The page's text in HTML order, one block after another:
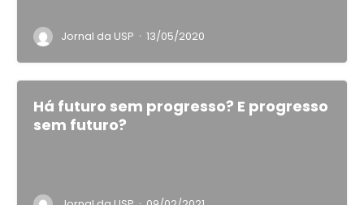
Jornal da USP · 13/05/2020
Há futuro sem progresso? E progresso
sem futuro?